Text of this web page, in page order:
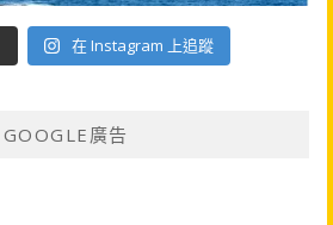
在 Instagram 上追蹤
GOOGLE廣告